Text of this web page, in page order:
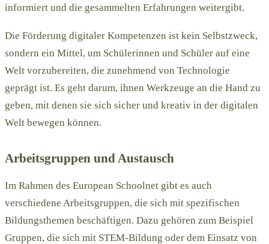
informiert und die gesammelten Erfahrungen weitergibt.
Die Förderung digitaler Kompetenzen ist kein Selbstzweck,
sondern ein Mittel, um Schülerinnen und Schüler auf eine
Welt vorzubereiten, die zunehmend von Technologie
geprägt ist. Es geht darum, ihnen Werkzeuge an die Hand zu
geben, mit denen sie sich sicher und kreativ in der digitalen
Welt bewegen können.
Arbeitsgruppen und Austausch
Im Rahmen des European Schoolnet gibt es auch
verschiedene Arbeitsgruppen, die sich mit spezifischen
Bildungsthemen beschäftigen. Dazu gehören zum Beispiel
Gruppen, die sich mit STEM-Bildung oder dem Einsatz von